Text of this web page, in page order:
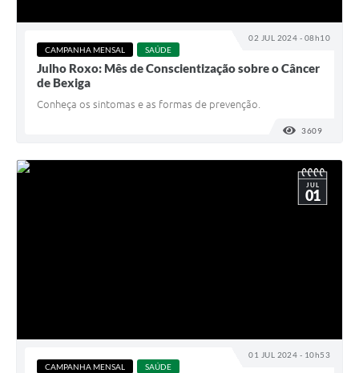
02 JUL 2024 - 08h10
CAMPANHA MENSAL SAÚDE
Julho Roxo: Mês de Conscientização sobre o Câncer
de Bexiga
Conheça os sintomas e as formas de prevenção.
3609
01 JUL 2024 - 10h53
JUL
01
CAMPANHA MENSAL SAÚDE